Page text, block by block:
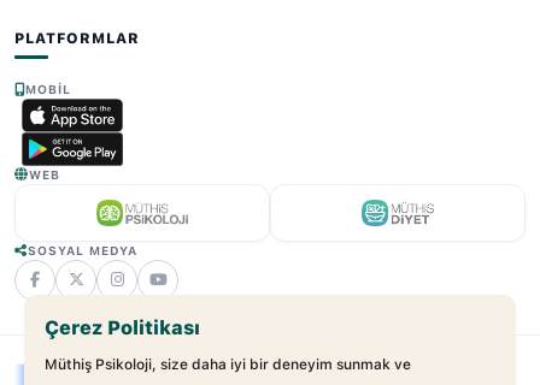
PLATFORMLAR
MOBIL
WEB
SOSYAL MEDYA
Çerez Politikası
Müthiş Psikoloji, size daha iyi bir deneyim sunmak ve